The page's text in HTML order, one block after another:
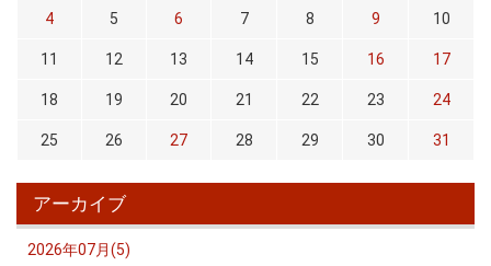
4 5 6 7 8 9 10
11 12 13 14 15 16 17
18 19 20 21 22 23 24
25 26 27 28 29 30 31
アーカイブ
2026年07月(5)